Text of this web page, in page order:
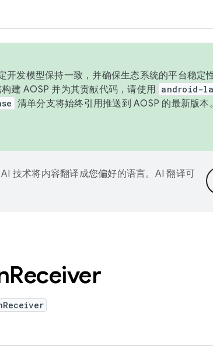
开发模型保持一致，并确保生态系统的平台稳定
建 AOSP 并为其贡献代码，请使用 android-
清单分支将始终引用推送到 AOSP 的最新版
技术将内容翻译成您偏好的语言。AI 翻译可
Receiver